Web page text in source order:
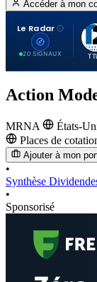
Accéder à mon
Le Radar
20 SIGNAUX
Action
MRNA États-
Places de
Ajouter à mon
•
Synthèse
•
Sponsorisé